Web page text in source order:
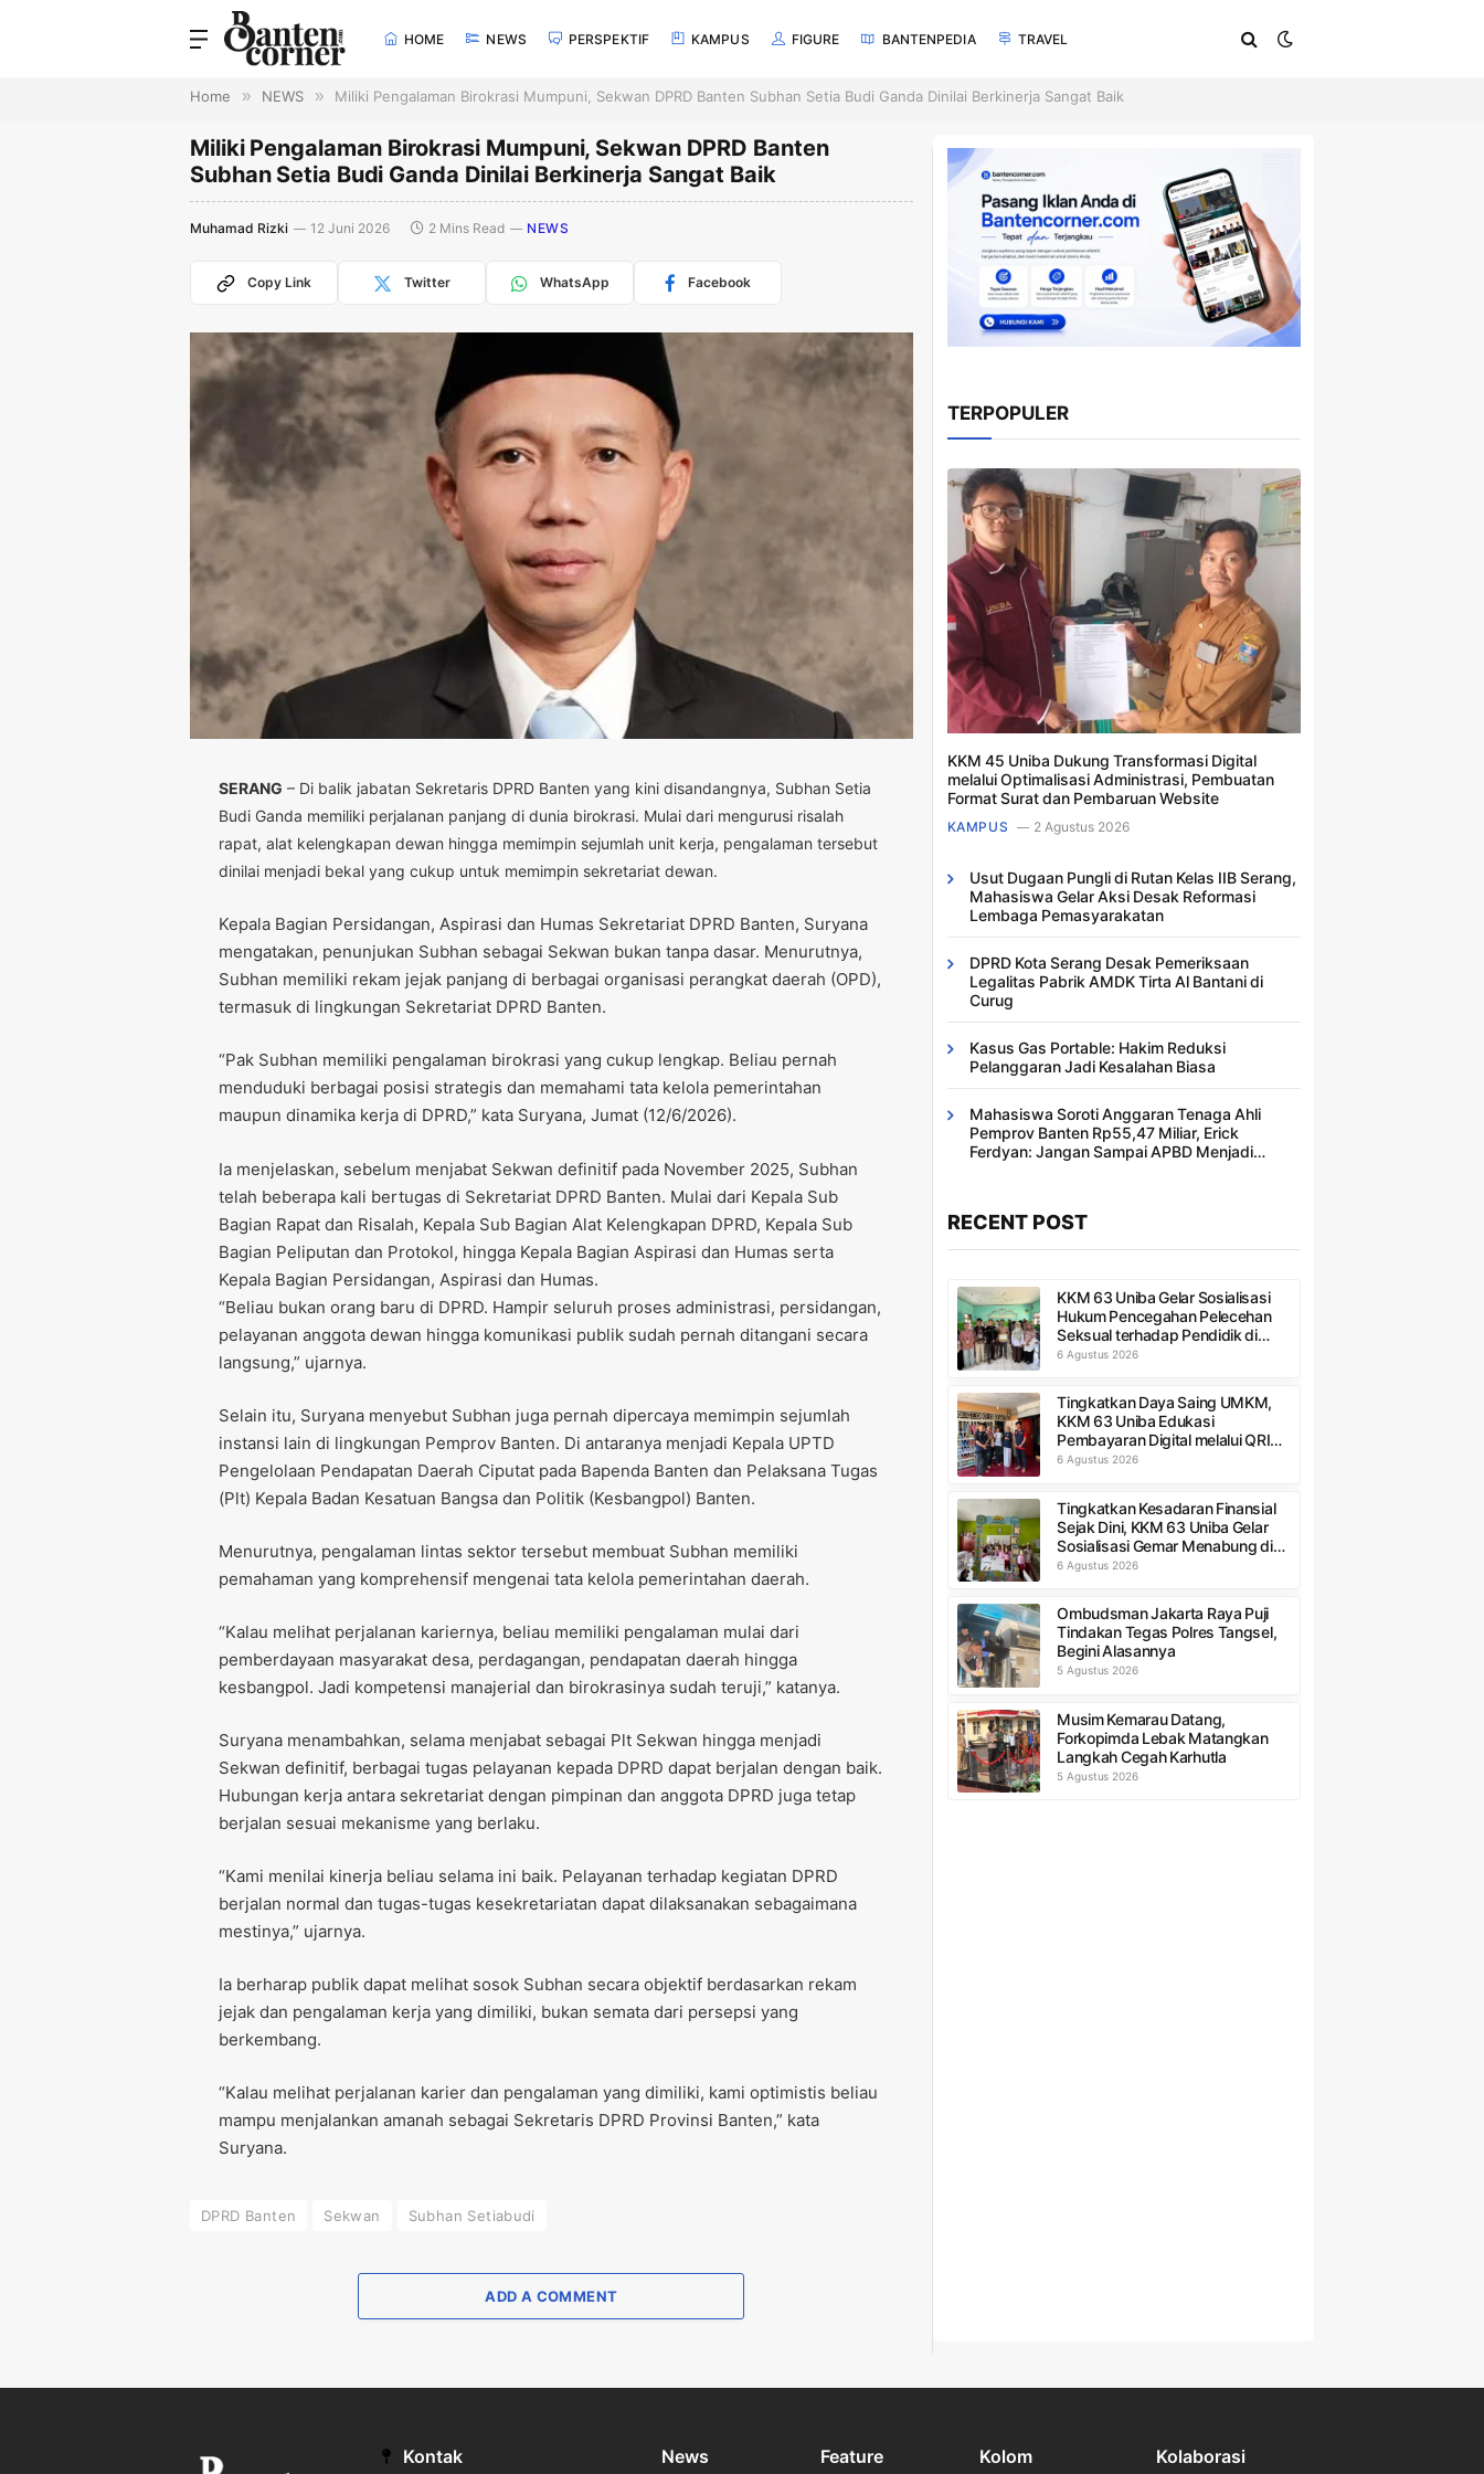
HOME NEWS PERSPEKTIF KAMPUS FIGURE BANTENPEDIA TRAVEL
Home » NEWS » Miliki Pengalaman Birokrasi Mumpuni, Sekwan DPRD Banten Subhan Setia Budi Ganda Dinilai Berkinerja Sangat Baik
Miliki Pengalaman Birokrasi Mumpuni, Sekwan DPRD Banten
Subhan Setia Budi Ganda Dinilai Berkinerja Sangat Baik
Muhamad Rizki 12 Juni 2026 2 Mins Read NEWS
Copy Link Twitter WhatsApp Facebook
SERANG – Di balik jabatan Sekretaris DPRD Banten yang kini disandangnya, Subhan Setia
Budi Ganda memiliki perjalanan panjang di dunia birokrasi. Mulai dari mengurusi risalah
rapat, alat kelengkapan dewan hingga memimpin sejumlah unit kerja, pengalaman tersebut
dinilai menjadi bekal yang cukup untuk memimpin sekretariat dewan.
Kepala Bagian Persidangan, Aspirasi dan Humas Sekretariat DPRD Banten, Suryana
mengatakan, penunjukan Subhan sebagai Sekwan bukan tanpa dasar. Menurutnya,
Subhan memiliki rekam jejak panjang di berbagai organisasi perangkat daerah (OPD),
termasuk di lingkungan Sekretariat DPRD Banten.
“Pak Subhan memiliki pengalaman birokrasi yang cukup lengkap. Beliau pernah
menduduki berbagai posisi strategis dan memahami tata kelola pemerintahan
maupun dinamika kerja di DPRD,” kata Suryana, Jumat (12/6/2026).
Ia menjelaskan, sebelum menjabat Sekwan definitif pada November 2025, Subhan
telah beberapa kali bertugas di Sekretariat DPRD Banten. Mulai dari Kepala Sub
Bagian Rapat dan Risalah, Kepala Sub Bagian Alat Kelengkapan DPRD, Kepala Sub
Bagian Peliputan dan Protokol, hingga Kepala Bagian Aspirasi dan Humas serta
Kepala Bagian Persidangan, Aspirasi dan Humas.
“Beliau bukan orang baru di DPRD. Hampir seluruh proses administrasi, persidangan,
pelayanan anggota dewan hingga komunikasi publik sudah pernah ditangani secara
langsung,” ujarnya.
Selain itu, Suryana menyebut Subhan juga pernah dipercaya memimpin sejumlah
instansi lain di lingkungan Pemprov Banten. Di antaranya menjadi Kepala UPTD
Pengelolaan Pendapatan Daerah Ciputat pada Bapenda Banten dan Pelaksana Tugas
(Plt) Kepala Badan Kesatuan Bangsa dan Politik (Kesbangpol) Banten.
Menurutnya, pengalaman lintas sektor tersebut membuat Subhan memiliki
pemahaman yang komprehensif mengenai tata kelola pemerintahan daerah.
“Kalau melihat perjalanan kariernya, beliau memiliki pengalaman mulai dari
pemberdayaan masyarakat desa, perdagangan, pendapatan daerah hingga
kesbangpol. Jadi kompetensi manajerial dan birokrasinya sudah teruji,” katanya.
Suryana menambahkan, selama menjabat sebagai Plt Sekwan hingga menjadi
Sekwan definitif, berbagai tugas pelayanan kepada DPRD dapat berjalan dengan baik.
Hubungan kerja antara sekretariat dengan pimpinan dan anggota DPRD juga tetap
berjalan sesuai mekanisme yang berlaku.
“Kami menilai kinerja beliau selama ini baik. Pelayanan terhadap kegiatan DPRD
berjalan normal dan tugas-tugas kesekretariatan dapat dilaksanakan sebagaimana
mestinya,” ujarnya.
Ia berharap publik dapat melihat sosok Subhan secara objektif berdasarkan rekam
jejak dan pengalaman kerja yang dimiliki, bukan semata dari persepsi yang
berkembang.
“Kalau melihat perjalanan karier dan pengalaman yang dimiliki, kami optimistis beliau
mampu menjalankan amanah sebagai Sekretaris DPRD Provinsi Banten,” kata
Suryana.
DPRD Banten Sekwan Subhan Setiabudi
ADD A COMMENT
TERPOPULER
KKM 45 Uniba Dukung Transformasi Digital
melalui Optimalisasi Administrasi, Pembuatan
Format Surat dan Pembaruan Website
KAMPUS 2 Agustus 2026
Usut Dugaan Pungli di Rutan Kelas IIB Serang,
Mahasiswa Gelar Aksi Desak Reformasi
Lembaga Pemasyarakatan
DPRD Kota Serang Desak Pemeriksaan
Legalitas Pabrik AMDK Tirta Al Bantani di
Curug
Kasus Gas Portable: Hakim Reduksi
Pelanggaran Jadi Kesalahan Biasa ​
Mahasiswa Soroti Anggaran Tenaga Ahli
Pemprov Banten Rp55,47 Miliar, Erick
Ferdyan: Jangan Sampai APBD Menjadi
RECENT POST
KKM 63 Uniba Gelar Sosialisasi
Hukum Pencegahan Pelecehan
Seksual terhadap Pendidik di
MTs Al-Ittihad
6 Agustus 2026
Tingkatkan Daya Saing UMKM,
KKM 63 Uniba Edukasi
Pembayaran Digital melalui QRIS
di Kampung Peres
6 Agustus 2026
Tingkatkan Kesadaran Finansial
Sejak Dini, KKM 63 Uniba Gelar
Sosialisasi Gemar Menabung di
SDN Pulo Panjang 1
6 Agustus 2026
Ombudsman Jakarta Raya Puji
Tindakan Tegas Polres Tangsel,
Begini Alasannya
5 Agustus 2026
Musim Kemarau Datang,
Forkopimda Lebak Matangkan
Langkah Cegah Karhutla
5 Agustus 2026
Kontak News Feature Kolom Kolaborasi